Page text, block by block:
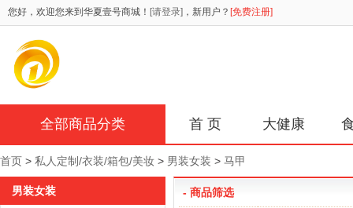
您好，欢迎您来到华夏壹号商城！ [请登录] ，新用户？ [免费注册]
全部商品分类 首 页 大健康
首页 > 私人定制/衣装/箱包/美妆 > 男装女装 > 马甲
- 商品筛选
男装女装